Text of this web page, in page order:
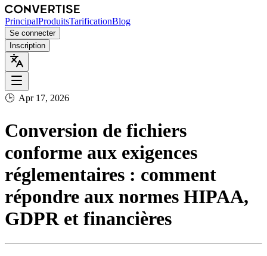
PrincipalProduitsTarificationBlog
Se connecter
Inscription
🕒 Apr 17, 2026
Conversion de fichiers
conforme aux exigences
réglementaires : comment
répondre aux normes HIPAA,
GDPR et financières